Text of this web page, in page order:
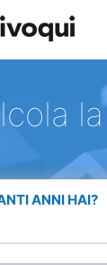
ANNI HAI?